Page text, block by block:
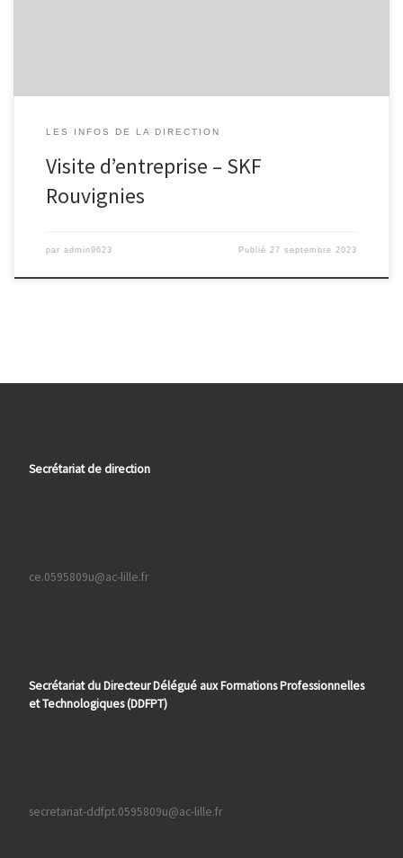
LES INFOS DE LA DIRECTION
Visite d’entreprise – SKF
Rouvignies
par admin9623 Publié 27 septembre 2023
Secrétariat de direction
ce.0595809u@ac-lille.fr
Secrétariat du Directeur Délégué aux FormationsProfessionnelles
et Technologiques (DDFPT)
secretariat-ddfpt.0595809u@ac-lille.fr